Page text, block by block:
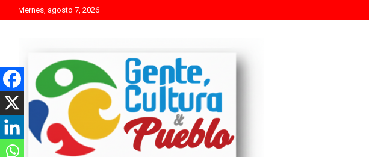
to
viernes, agosto 7, 2026